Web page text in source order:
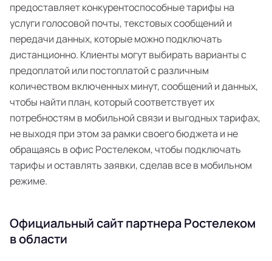
предоставляет конкурентоспособные тарифы на
услуги голосовой почты, текстовых сообщений и
передачи данных, которые можно подключать
дистанционно. Клиенты могут выбирать варианты с
предоплатой или постоплатой с различным
количеством включенных минут, сообщений и данных,
чтобы найти план, который соответствует их
потребностям в мобильной связи и выгодных тарифах,
не выходя при этом за рамки своего бюджета и не
обращаясь в офис Ростелеком, чтобы подключать
тарифы и оставлять заявки, сделав все в мобильном
режиме.
Официальный сайт партнера Ростелеком
в области